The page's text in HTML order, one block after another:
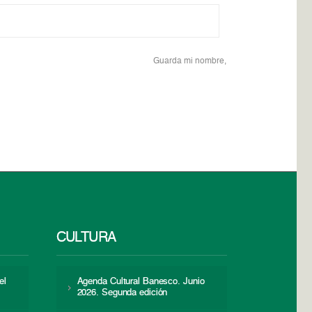
Guarda mi nombre,
CULTURA
Agenda Cultural Banesco. Junio
2026. Segunda edición